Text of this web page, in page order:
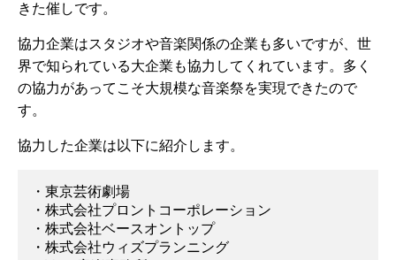
きた催しです。
協力企業はスタジオや音楽関係の企業も多いですが、世
界で知られている大企業も協力してくれています。多く
の協力があってこそ大規模な音楽祭を実現できたので
す。
協力した企業は以下に紹介します。
・東京芸術劇場
・株式会社プロントコーポレーション
・株式会社ベースオントップ
・株式会社ウィズプランニング